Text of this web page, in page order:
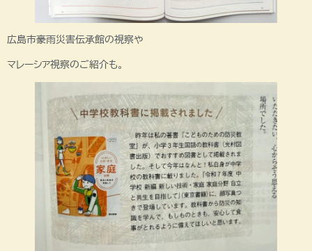
広島市豪雨災害伝承館の視察や
マレーシア視察のご紹介も。